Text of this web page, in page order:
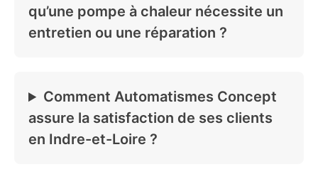
qu’une pompe à chaleur nécessite un
entretien ou une réparation ?
Comment Automatismes Concept
assure la satisfaction de ses clients
en Indre-et-Loire ?